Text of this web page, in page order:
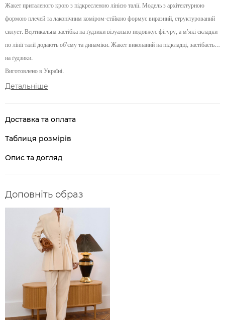
Жакет приталеного крою з підкресленою лінією талії. Модель з архітектурною
формою плечей та лаконічним коміром-стійкою формує виразний, структурований
силует. Вертикальна застібка на ґудзики візуально подовжує фігуру, а м’які складки
по лінії талії додають об’єму та динаміки. Жакет виконаний на підкладці, застібається
на ґудзики.
Виготовлено в Україні.
Детальніше
Доставка та оплата
Таблиця розмірів
Опис та догляд
Доповніть образ